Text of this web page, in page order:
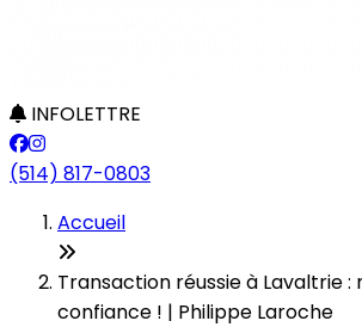
INFOLETTRE
(514) 817-0803
Accueil
Transaction réussie à Lavaltrie
confiance ! | Philippe Laroche